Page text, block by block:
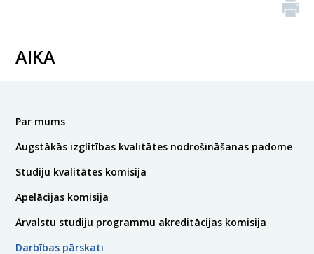
AIKA
Par mums
Augstākās izglītības kvalitātes nodrošināšanas padome
Studiju kvalitātes komisija
Apelācijas komisija
Ārvalstu studiju programmu akreditācijas komisija
Darbības pārskati